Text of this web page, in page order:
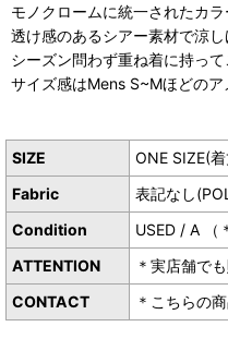
モノクロームに統一されたカ
透け感のあるシアー素材で涼し
シーズン問わず重ね着に持っ
サイズ感はMens S~Mほどのア
SIZE
ONE SIZE(
Fabric
表記なし
Condition
USED / A （
ATTENTION
＊実店舗で
CONTACT
＊こちらの